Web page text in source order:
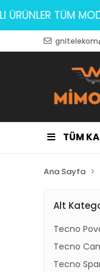
ÜRÜNLER TÜM
TÜM
Ana Sayfa
Alt
Tecno
Tecno
Tecno